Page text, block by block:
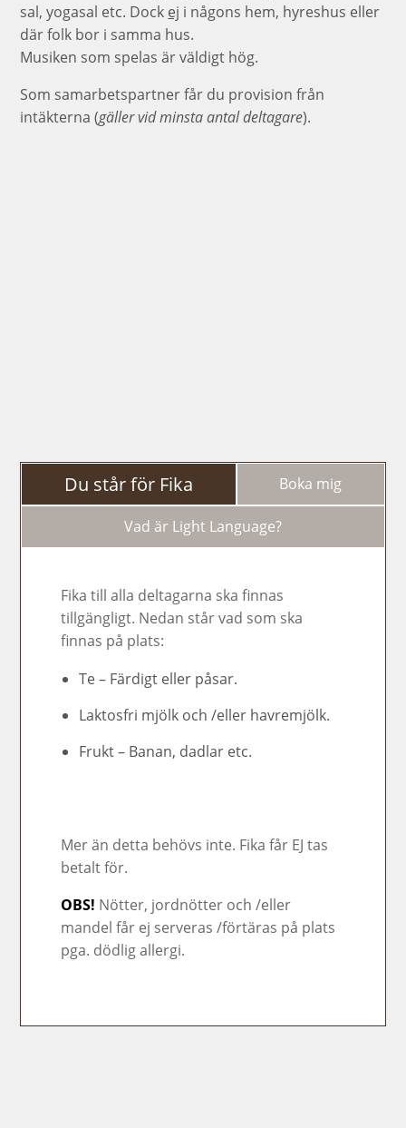
sal, yogasal etc. Dock ej i någons hem, hyreshus eller
där folk bor i samma hus.
Musiken som spelas är väldigt hög.
Som samarbetspartner får du provision från
intäkterna (gäller vid minsta antal deltagare).
Du står för Fika Boka mig
Vad är Light Language?
Fika till alla deltagarna ska finnas
tillgängligt. Nedan står vad som ska
finnas på plats:
Te – Färdigt eller påsar.
Laktosfri mjölk och /eller havremjölk.
Frukt – Banan, dadlar etc.
Mer än detta behövs inte. Fika får EJ tas
betalt för.
OBS! Nötter, jordnötter och /eller
mandel får ej serveras /förtäras på plats
pga. dödlig allergi.